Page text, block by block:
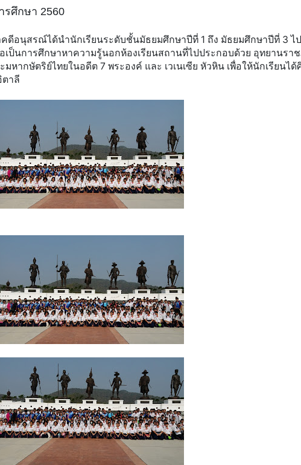
ศึกษา 2560
คดีอนุสรณ์ได้นำนักเรียนระดับชั้นมัธยมศึกษาปีที่ 1 ถึง มัธยมศึกษาปีที่ 3 ไป
ป็นการศึกษาหาความรู้นอกห้องเรียนสถานที่ไปประกอบด้วย อุทยานรา
หากษัตริย์ไทยในอดีต 7 พระองค์ และ เวเนเซีย หัวหิน เพื่อให้นักเรียนได้
ตาลี